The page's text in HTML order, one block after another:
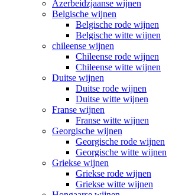
Azerbeidzjaanse wijnen
Belgische wijnen
Belgische rode wijnen
Belgische witte wijnen
chileense wijnen
Chileense rode wijnen
Chileense witte wijnen
Duitse wijnen
Duitse rode wijnen
Duitse witte wijnen
Franse wijnen
Franse witte wijnen
Georgische wijnen
Georgische rode wijnen
Georgische witte wijnen
Griekse wijnen
Griekse rode wijnen
Griekse witte wijnen